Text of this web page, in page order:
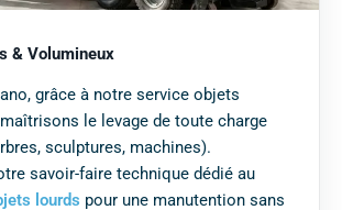
& Volumineux
grâce à notre service objets
le levage de toute charge
sculptures, machines).
savoir-faire technique dédié au
lourds pour une manutention sans